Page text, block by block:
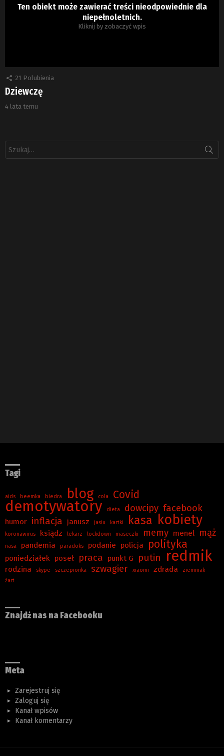
Ten obiekt może zawierać treści nieodpowiednie dla
niepełnoletnich.
Kliknij by zobaczyć wpis
21 Polubienia
Dziewczę
4 lata temu
Tagi
aids beemka biedra blog cola Covid
demotywatory dieta dowcipy facebook
humor inflacja janusz jasiu kartki kasa kobiety
koronawirus ksiądz lekarz lockdown maseczki memy menel mąż
nasa pandemia paradoks podanie policja polityka
poniedziałek poseł praca punkt G putin redmik
rodzina skype szczepionka szwagier xiaomi zdrada
ziemniak
żart
Znajdź nas na Facebooku
Meta
Zarejestruj się
Zaloguj się
Kanał wpisów
Kanał komentarzy